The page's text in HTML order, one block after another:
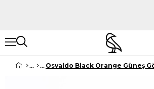
Osvaldo Black Orange Güneş